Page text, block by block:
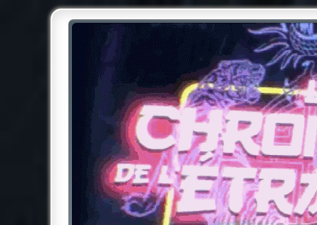
Chroniques de l'Étrange NO
Pour les amateurs des Chroniques de l'Étrange